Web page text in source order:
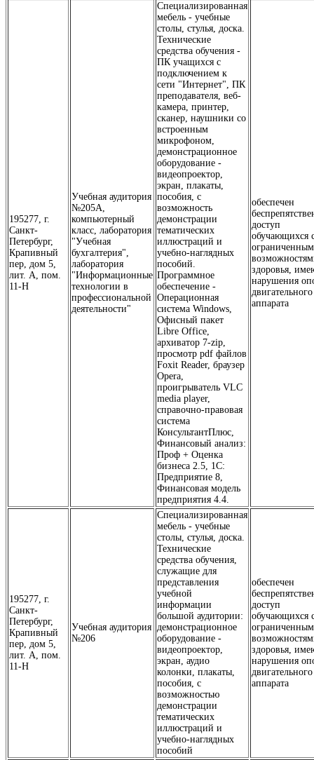
195277, г.
Санкт-
Петербург,
Крапивный
пер, дом 5,
лит. А, пом.
11-Н
Учебная аудитория
№205А,
компьютерный
класс, лаборатория
"Учебная
бухгалтерия",
лаборатория
"Информационные
технологии в
профессиональной
деятельности"
Специализированная
мебель - учебные
столы, стулья, доска.
Технические
средства обучения -
ПК учащихся с
подключением к
сети "Интернет", ПК
преподавателя, веб-
камера, принтер,
сканер, наушники со
встроенным
микрофоном,
демонстрационное
оборудование -
видеопроектор,
экран, плакаты,
пособия, с
возможность
демонстрации
тематических
иллюстраций и
учебно-наглядных
пособий.
Программное
обеспечение -
Операционная
система Windows,
Офисный пакет
Libre Office,
архиватор 7-zip,
просмотр pdf файлов
Foxit Reader, браузер
Opera,
проигрыватель VLC
media player,
справочно-правовая
система
КонсультантПлюс,
Финансовый анализ:
Проф + Оценка
бизнеса 2.5, 1С:
Предприятие 8,
Финансовая модель
предприятия 4.4.
обеспечен
доступ
обучающихся
здоровья,
нарушения
двигательного
аппарата
195277, г.
Санкт-
Петербург,
Крапивный
пер, дом 5,
лит. А, пом.
11-Н
Учебная аудитория
№206
Специализированная
мебель - учебные
столы, стулья, доска.
Технические
средства обучения,
служащие для
представления
учебной
информации
большой аудитории:
демонстрационное
оборудование -
видеопроектор,
экран, аудио
колонки, плакаты,
пособия, с
возможностью
демонстрации
тематических
иллюстраций и
учебно-наглядных
пособий
обеспечен
доступ
обучающихся
здоровья,
нарушения
двигательного
аппарата